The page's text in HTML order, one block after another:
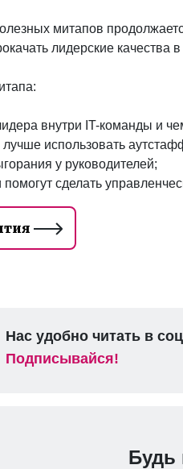
митапов
лидерские качества
внутри IT-команды и
лучше использовать
у руководителей;
помогут сделать
Нас удобно читать в
Подписывайся!
Будь